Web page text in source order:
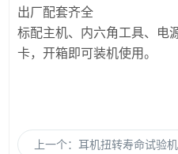
出厂配套齐全
标配主机、内六角工具、电
卡，开箱即可装机使用。
上一个： 耳机扭转寿命试验